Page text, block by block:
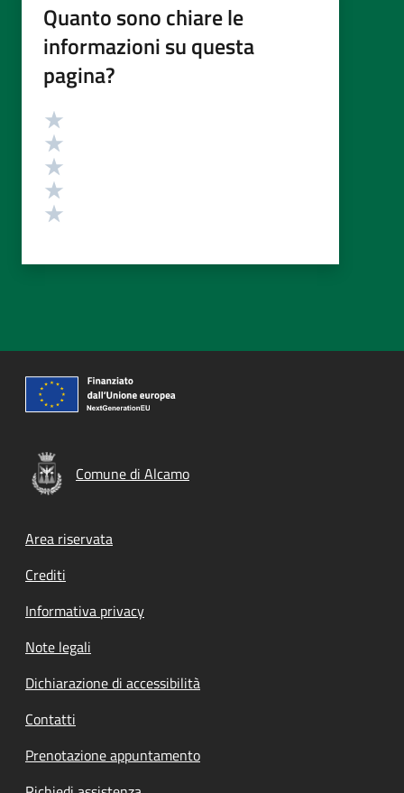
Quanto sono chiare le
informazioni su questa
pagina?
Valutazione
Comune di Alcamo
Footer menu
Area riservata
Crediti
Informativa privacy
Note legali
Dichiarazione di accessibilità
Contatti
Prenotazione appuntamento